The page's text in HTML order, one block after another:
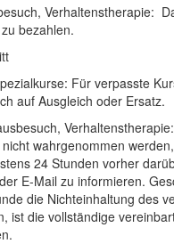
Verhaltenstherapie:
bezahlen.
Für verpasste
auf Ausgleich oder Ersatz.
Verhaltenstherapie:
wahrgenommen
24 Stunden vorher
E-Mail zu informieren.
die Nichteinhaltung des
ist die vollständige